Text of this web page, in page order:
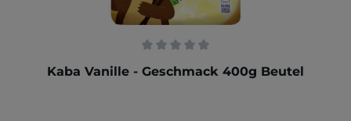
Durchschnittliche Bewertung von 0 von 5 Sternen
Kaba Vanille - Geschmack 400g Beutel